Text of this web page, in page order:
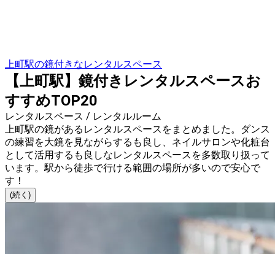
上町駅の鏡付きなレンタルスペース
【上町駅】鏡付きレンタルスペースお
すすめTOP20
レンタルスペース / レンタルルーム
上町駅の鏡があるレンタルスペースをまとめました。ダンス
の練習を大鏡を見ながらするも良し、ネイルサロンや化粧台
として活用するも良しなレンタルスペースを多数取り扱って
います。駅から徒歩で行ける範囲の場所が多いので安心で
す！
(続く)